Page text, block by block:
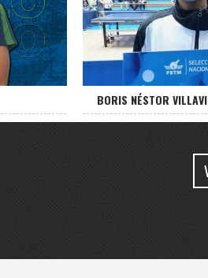
BORIS NÉSTOR